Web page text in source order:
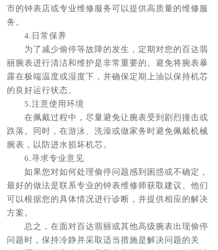
市的钟表店或专业维修服务可以提供高质量的维修服
务。
4.日常保养
为了减少偷停等故障的发生，定期对您的百达翡
丽腕表进行清洁和维护是非常重要的。避免将腕表暴
露在极端温度或湿度下，并确保定期上油以保持机芯
的良好运行状态。
5.注意使用环境
在佩戴过程中，尽量避免让腕表受到剧烈撞击或
跌落。同时，在游泳、洗澡或做家务时避免佩戴机械
腕表，以防进水损坏机芯。
6.寻求专业意见
如果您对如何处理偷停问题感到困惑或不确定，
最好的做法是联系专业的钟表维修师获取建议。他们
可以根据您的具体情况进行诊断，并提供相应的解决
方案。
总之，在面对百达翡丽或其他高级腕表出现偷停
问题时，保持冷静并采取适当措施是解决问题的关